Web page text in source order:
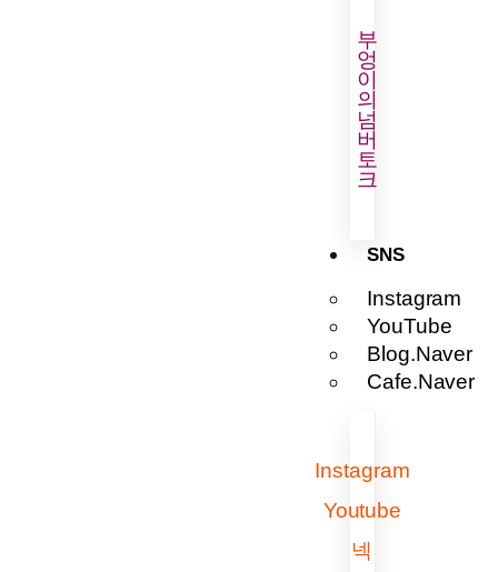
부
엉
이
의
넘
버
토
크
SNS
Instagram
YouTube
Blog.Naver
Cafe.Naver
Instagram
Youtube
넥